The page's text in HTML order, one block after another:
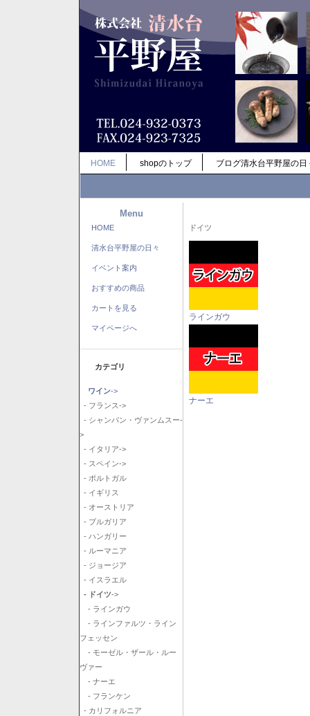
HOME shopのトップ ブログ清水台平野屋の日
Menu
HOME
清水台平野屋の日々
イベント案内
おすすめの商品
カートを見る
マイページへ
カテゴリ
ワイン->
- フランス->
- シャンパン・ヴァンムスー-
>
- イタリア->
- スペイン->
- ポルトガル
- イギリス
- オーストリア
- ブルガリア
- ハンガリー
- ルーマニア
- ジョージア
- イスラエル
- ドイツ->
- ラインガウ
- ラインファルツ・ライン
フェッセン
- モーゼル・ザール・ルー
ヴァー
- ナーエ
- フランケン
- カリフォルニア
ドイツ
ラインガウ
ナーエ